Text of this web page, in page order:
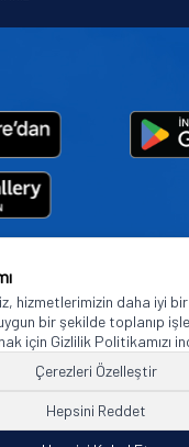
Design) are trademarks of or
used under license by
© 2026 The Goodyear Tire &
hizmetlerimizin daha iyi
bir şekilde toplanıp
için Gizlilik Politikamızı
Çerezleri Özelleştir
Hepsini Reddet